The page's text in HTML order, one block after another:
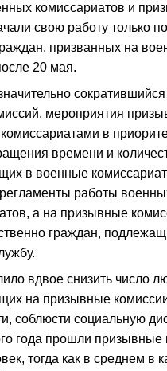
комиссариатов и
свою работу только
призванных на
20 мая.
мероприятия
в
времени и
в военные
работы
а на призывные
граждан,
вдвое снизить число
на призывные
соблюсти социальную
года прошли призывные
тогда как в среднем в